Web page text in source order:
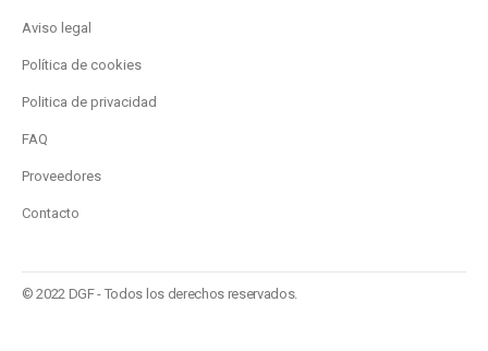
Aviso legal
Política de cookies
Politica de privacidad
FAQ
Proveedores
Contacto
© 2022 DGF - Todos los derechos reservados.